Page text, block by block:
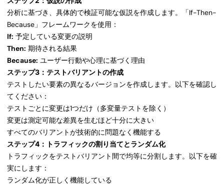
分析に基づき、具体的で検証可能な仮説を作成します。「If-Then-
Because」フレームワークを使用：
If: 予定している変更の説明
Then: 期待される結果
Because: ユーザー行動や心理に基づく理由
ステップ3：テストバリアントの作成
テストしたい要素の異なるバージョンを作成します。以下を確認し
てください：
テストごとに変更は1つだけ（多変量テストを除く）
変更は測定可能な差異を生むほど十分に大きい
すべてのバリアントが技術的に問題なく機能する
ステップ4：トラフィックの割り当てとランダム化
トラフィックをテストバリアント間で均等に分割します。以下を確
実にします：
ランダム化が正しく機能している